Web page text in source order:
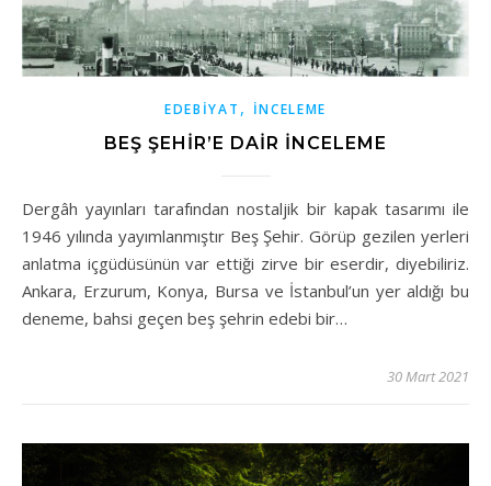
EDEBIYAT , İNCELEME
BEŞ ŞEHIR’E DAIR İNCELEME
Dergâh yayınları tarafından nostaljik bir kapak tasarımı ile
1946 yılında yayımlanmıştır Beş Şehir. Görüp gezilen yerleri
anlatma içgüdüsünün var ettiği zirve bir eserdir, diyebiliriz.
Ankara, Erzurum, Konya, Bursa ve İstanbul’un yer aldığı bu
deneme, bahsi geçen beş şehrin edebi bir…
30 Mart 2021